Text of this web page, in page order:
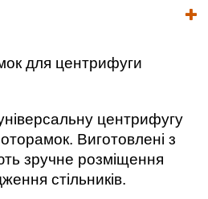
для центрифуги
центрифугу
Виготовлені з
зручне розміщення
стільників.